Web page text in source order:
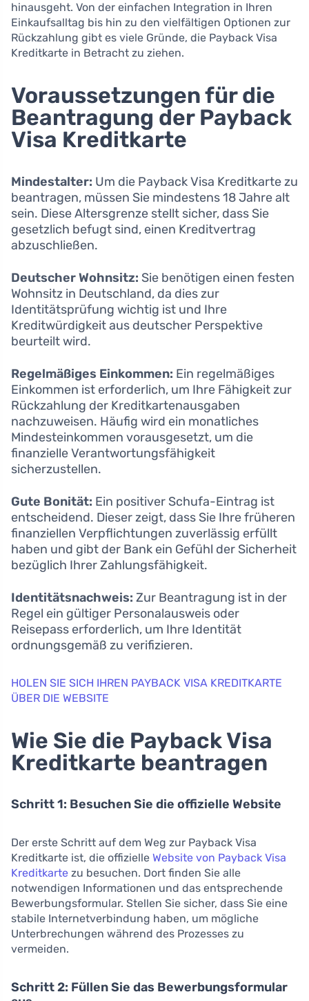
hinausgeht. Von der einfachen Integration in Ihren
Einkaufsalltag bis hin zu den vielfältigen Optionen zur
Rückzahlung gibt es viele Gründe, die Payback Visa
Kreditkarte in Betracht zu ziehen.
Voraussetzungen für die
Beantragung der Payback
Visa Kreditkarte
Mindestalter: Um die Payback Visa Kreditkarte zu
beantragen, müssen Sie mindestens 18 Jahre alt
sein. Diese Altersgrenze stellt sicher, dass Sie
gesetzlich befugt sind, einen Kreditvertrag
abzuschließen.
Deutscher Wohnsitz: Sie benötigen einen festen
Wohnsitz in Deutschland, da dies zur
Identitätsprüfung wichtig ist und Ihre
Kreditwürdigkeit aus deutscher Perspektive
beurteilt wird.
Regelmäßiges Einkommen: Ein regelmäßiges
Einkommen ist erforderlich, um Ihre Fähigkeit zur
Rückzahlung der Kreditkartenausgaben
nachzuweisen. Häufig wird ein monatliches
Mindesteinkommen vorausgesetzt, um die
finanzielle Verantwortungsfähigkeit
sicherzustellen.
Gute Bonität: Ein positiver Schufa-Eintrag ist
entscheidend. Dieser zeigt, dass Sie Ihre früheren
finanziellen Verpflichtungen zuverlässig erfüllt
haben und gibt der Bank ein Gefühl der Sicherheit
bezüglich Ihrer Zahlungsfähigkeit.
Identitätsnachweis: Zur Beantragung ist in der
Regel ein gültiger Personalausweis oder
Reisepass erforderlich, um Ihre Identität
ordnungsgemäß zu verifizieren.
HOLEN SIE SICH IHREN PAYBACK VISA KREDITKARTE
ÜBER DIE WEBSITE
Wie Sie die Payback Visa
Kreditkarte beantragen
Schritt 1: Besuchen Sie die offizielle Website
Der erste Schritt auf dem Weg zur Payback Visa
Kreditkarte ist, die offizielle Website von Payback Visa
Kreditkarte zu besuchen. Dort finden Sie alle
notwendigen Informationen und das entsprechende
Bewerbungsformular. Stellen Sie sicher, dass Sie eine
stabile Internetverbindung haben, um mögliche
Unterbrechungen während des Prozesses zu
vermeiden.
Schritt 2: Füllen Sie das Bewerbungsformular